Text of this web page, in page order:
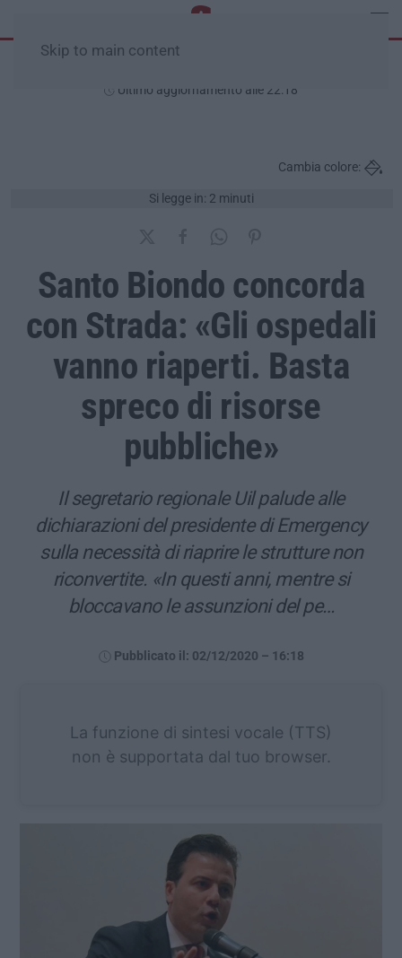
Skip to main content
Ultimo aggiornamento alle 22:18
Si legge in: 2 minuti
Cambia colore:
Santo Biondo concorda
con Strada: «Gli ospedali
vanno riaperti. Basta
spreco di risorse
pubbliche»
Il segretario regionale Uil palude alle
dichiarazioni del presidente di Emergency
sulla necessità di riaprire le strutture non
riconvertite. «In questi anni, mentre si
bloccavano le assunzioni del pe…
Pubblicato il: 02/12/2020 – 16:18
La funzione di sintesi vocale (TTS)
non è supportata dal tuo browser.